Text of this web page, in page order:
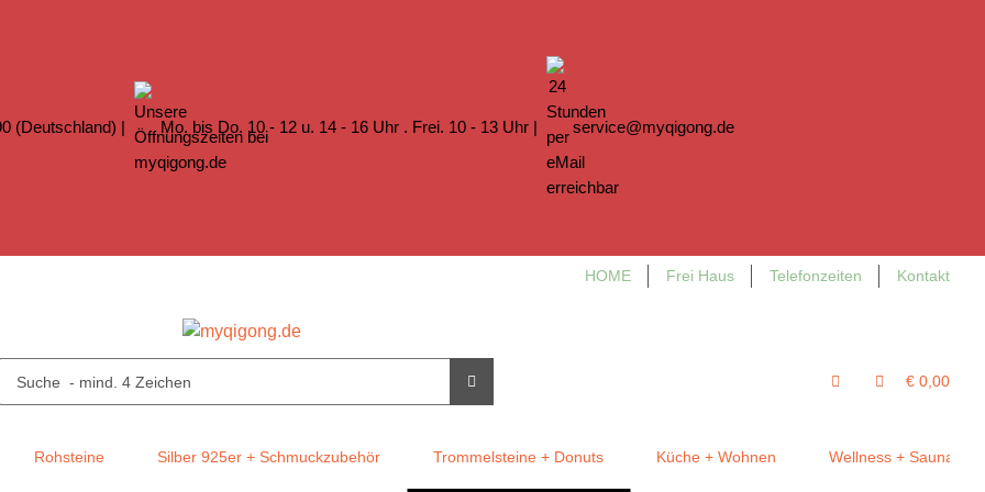
(Deutschland) | Mo. bis Do. 10 - 12 u. 14 - 16 Uhr . Frei. 10 - 13 Uhr | service@myqigong.de
HOME Frei Haus Telefonzeiten Kontakt
€ 0,00
Rohsteine Silber 925er + Schmuckzubehör Trommelsteine + Donuts Küche + Wohnen Wellness + Sauna